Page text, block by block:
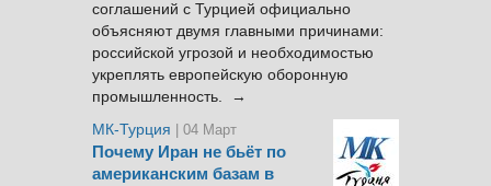
соглашений с Турцией официально
объясняют двумя главными причинами:
российской угрозой и необходимостью
укреплять европейскую оборонную
промышленность. →
МК-Турция
| 04 Март
Почему Иран не бьёт по
американским базам в